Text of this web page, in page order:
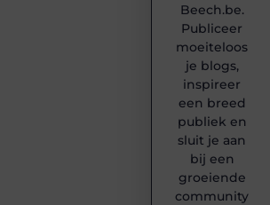
Beech.be.
Publiceer
moeiteloos
je blogs,
inspireer
een breed
publiek en
sluit je aan
bij een
groeiende
community